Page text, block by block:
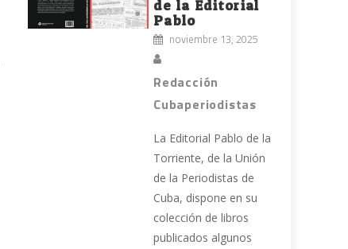
de la Editorial
Pablo
noviembre 13, 2025
Redacción
Cubaperiodistas
La Editorial Pablo de la
Torriente, de la Unión
de la Periodistas de
Cuba, dispone en su
colección de libros
publicados algunos